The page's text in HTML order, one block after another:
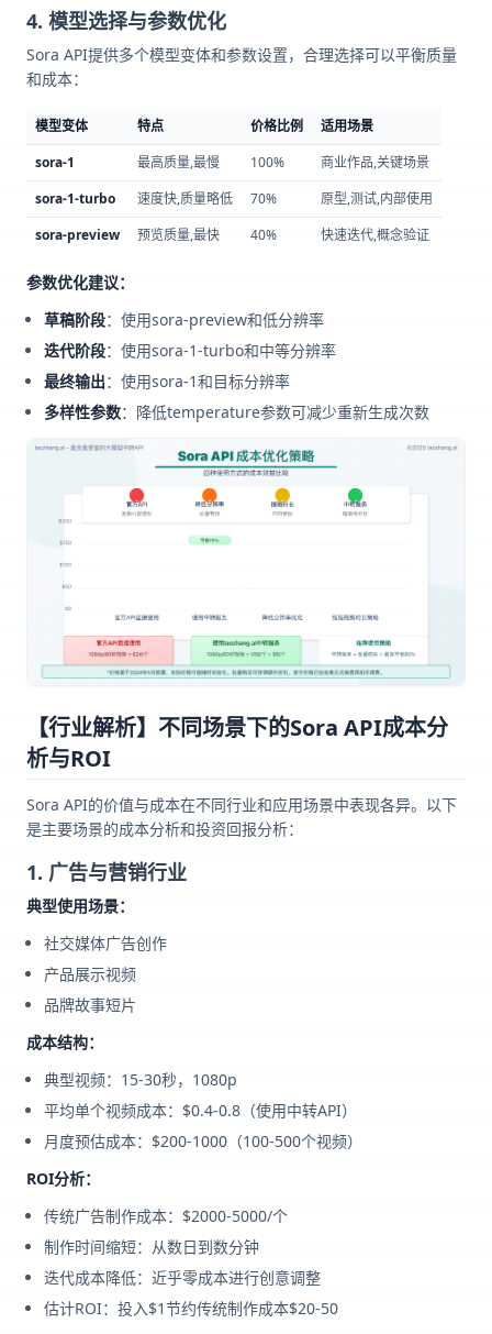
4. 模型选择与参数优化
Sora API提供多个模型变体和参数设置，合理选择可以平衡质量
和成本：
模型变体 特点 价格比例
适用场景
sora-1
最高质量,最慢 100%
商业作品,关键场景
sora-1-turbo
速度快,质量略低 70%
原型,测试,内部使用
sora-preview
预览质量,最快 40% 快速迭代,概念验证
参数优化建议：
草稿阶段：使用sora-preview和低分辨率
迭代阶段：使用sora-1-turbo和中等分辨率
最终输出：使用sora-1和目标分辨率
多样性参数：降低temperature参数可减少重新生成次数
【行业解析】不同场景下的Sora API成本分
析与ROI
Sora API的价值与成本在不同行业和应用场景中表现各异。以下
是主要场景的成本分析和投资回报分析：
1. 广告与营销行业
典型使用场景：
社交媒体广告创作
产品展示视频
品牌故事短片
成本结构：
典型视频：15-30秒，1080p
平均单个视频成本：$0.4-0.8（使用中转API）
月度预估成本：$200-1000（100-500个视频）
ROI分析：
传统广告制作成本：$2000-5000/个
制作时间缩短：从数日到数分钟
迭代成本降低：近乎零成本进行创意调整
估计ROI：投入$1节约传统制作成本$20-50